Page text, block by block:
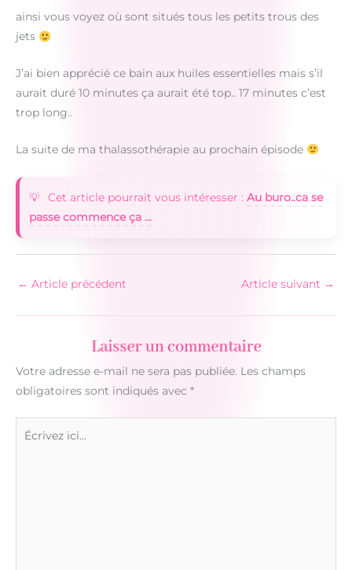
ainsi vous voyez où sont situés tous les petits trous des
jets
J’ai bien apprécié ce bain aux huiles essentielles mais s’il
aurait duré 10 minutes ça aurait été top.. 17 minutes c’est
trop long..
La suite de ma thalassothérapie au prochain épisode
Cet article pourrait vous intéresser : Au buro..ca se
passe commence ça ...
← Article précédent Article suivant →
Laisser un commentaire
Votre adresse e-mail ne sera pas publiée. Les champs
obligatoires sont indiqués avec *